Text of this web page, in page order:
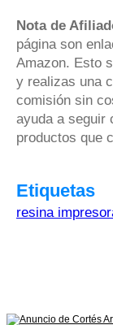
Nota de
página son
Amazon. Esto
y realizas una
comisión sin
ayuda a seguir
productos que
Etiquetas
resina